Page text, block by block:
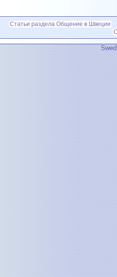
Статьи раздела Общение в Швеции